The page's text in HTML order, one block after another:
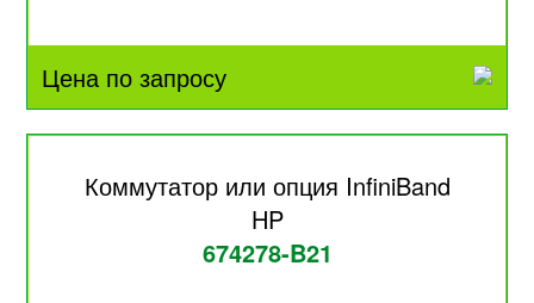
Цена по запросу
Коммутатор или опция InfiniBand
HP
674278-B21